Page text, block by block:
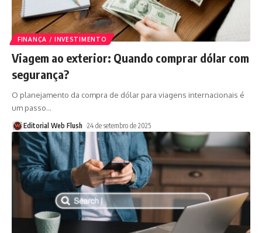
FINANÇA / INVESTIMENTO
Viagem ao exterior: Quando comprar dólar com
segurança?
O planejamento da compra de dólar para viagens internacionais é
um passo…
Editorial Web Flush 24 de setembro de 2025